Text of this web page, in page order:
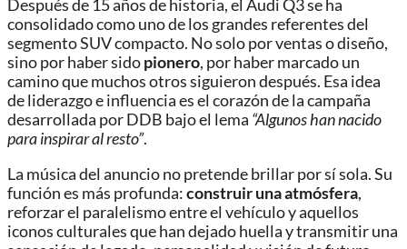
Después de 15 años de historia, el Audi Q3 se ha
consolidado como uno de los grandes referentes del
segmento SUV compacto. No solo por ventas o diseño,
sino por haber sidopionero, por haber marcado un
camino que muchos otros siguieron después. Esa idea
de liderazgo e influencia es el corazón de la campaña
desarrollada por DDB bajo el lema “Algunos han nacido
para inspirar al resto”.
La música del anuncio no pretende brillar por sí sola. Su
función es más profunda:construir una atmósfera,
reforzar el paralelismo entre el vehículo y aquellos
iconos culturales que han dejado huella y transmitir una